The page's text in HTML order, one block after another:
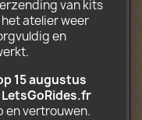
en
scenery
van kits
atelier weer
en
15 augustus
en vertrouwen.